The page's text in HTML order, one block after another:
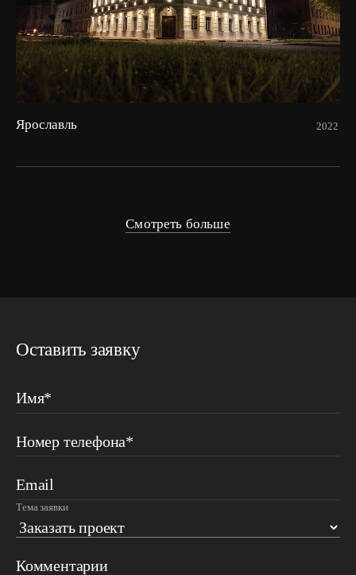
Ярославль 2022
Смотреть больше
Оставить заявку
Имя*
Номер телефона*
Email
Тема заявки
Комментарии